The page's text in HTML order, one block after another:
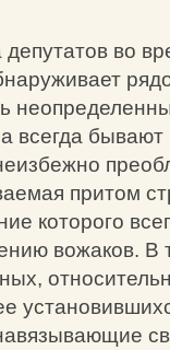
во
всегда
притом
которого
вожаков. В